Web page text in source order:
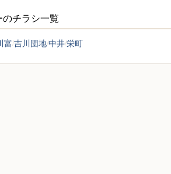
チラシ一覧
富 吉川団地中井栄町